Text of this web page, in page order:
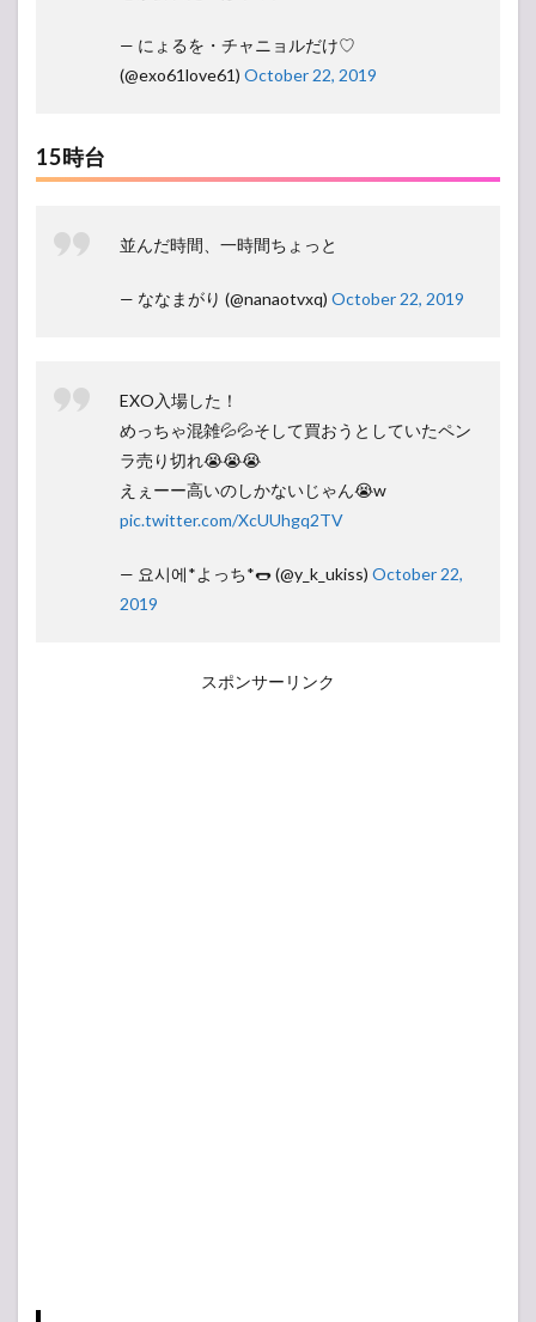
— にょるを・チャニョルだけ♡
(@exo61love61) October 22, 2019
15時台
並んだ時間、一時間ちょっと
— ななまがり (@nanaotvxq) October 22, 2019
EXO入場した！
めっちゃ混雑💦💦そして買おうとしていたペン
ラ売り切れ😭😭😭
えぇーー高いのしかないじゃん😭w
pic.twitter.com/XcUUhgq2TV
— 요시에*よっち*🌭 (@y_k_ukiss) October 22,
2019
スポンサーリンク